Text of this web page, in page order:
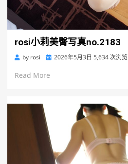
rosi小莉美臀写真no.2183
by rosi
Posted2026年5月3日 5,634 次浏览
Read More